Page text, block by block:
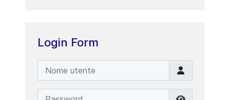
Login Form
Nome utente
Password